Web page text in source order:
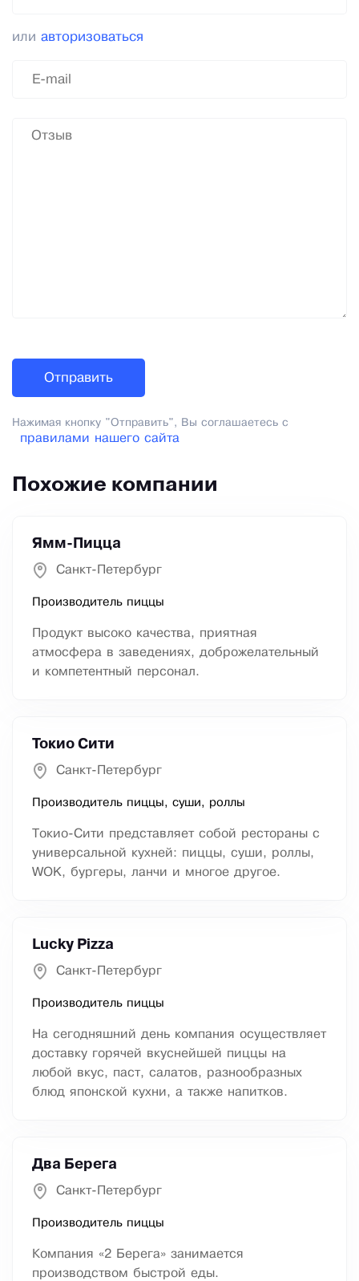
или авторизоваться
Нажимая кнопку "Отправить", Вы соглашаетесь с
правилами нашего сайта
Похожие компании
Ямм-Пицца
Санкт-Петербург
Производитель пиццы
Продукт высоко качества, приятная
атмосфера в заведениях, доброжелательный
и компетентный персонал.
Токио Сити
Санкт-Петербург
Производитель пиццы, суши, роллы
Токио-Сити представляет собой рестораны с
универсальной кухней: пиццы, суши, роллы,
WOK, бургеры, ланчи и многое другое.
Lucky Pizza
Санкт-Петербург
Производитель пиццы
На сегодняшний день компания осуществляет
доставку горячей вкуснейшей пиццы на
любой вкус, паст, салатов, разнообразных
блюд японской кухни, а также напитков.
Два Берега
Санкт-Петербург
Производитель пиццы
Компания «2 Берега» занимается
производством быстрой еды.